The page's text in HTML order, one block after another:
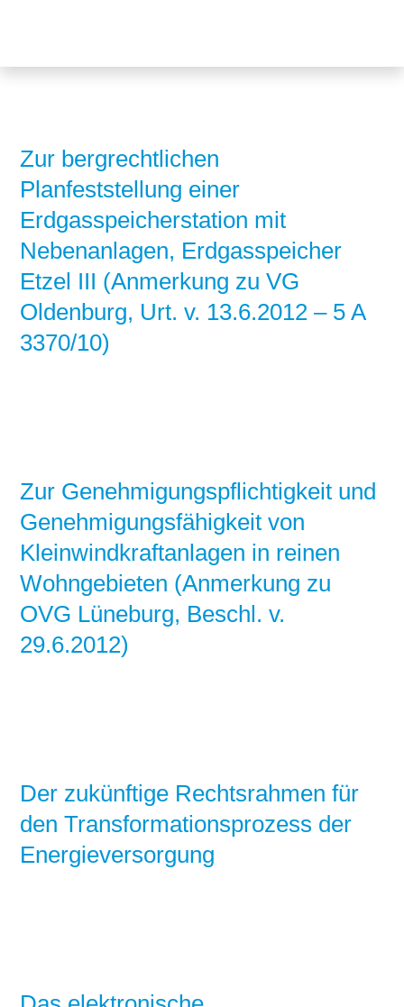
Grundsatzfragen
Netze
Wasserstoff
Karriere
Über uns
Stiftungsporträt
Infomaterial
Schriften zum
Umweltenergierecht
Zur bergrechtlichen
Planfeststellung einer
Erdgasspeicherstation mit
Nebenanlagen, Erdgasspeicher
Etzel III (Anmerkung zu VG
Oldenburg, Urt. v. 13.6.2012 – 5 A
3370/10)
Zur Genehmigungspflichtigkeit und
Genehmigungsfähigkeit von
Kleinwindkraftanlagen in reinen
Wohngebieten (Anmerkung zu
OVG Lüneburg, Beschl. v.
29.6.2012)
Der zukünftige Rechtsrahmen für
den Transformationsprozess der
Energieversorgung